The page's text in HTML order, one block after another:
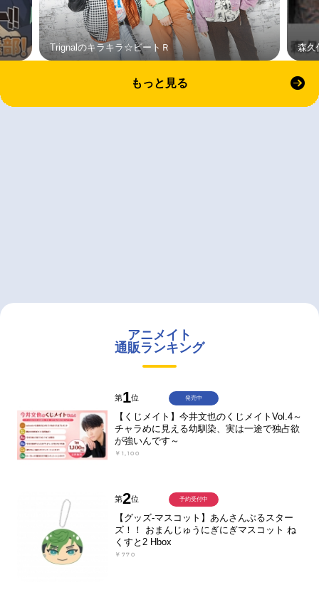
Trignalのキラキラ☆ビートＲ 森久
もっと見る
アニメイト
通販ランキング
第1位
【くじメイト】今井文也のくじメイトVol.4～
チャラめに見える幼馴染、実は一途で独占欲
が強いんです～
￥1,100
発売中
第2位
【グッズ-マスコット】あんさんぶるスター
ズ！！ おまんじゅうにぎにぎマスコット ね
くすと2 Hbox
￥770
予約受付中